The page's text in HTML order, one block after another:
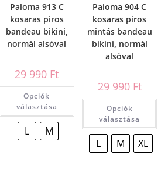
Paloma 913 C
kosaras piros
bandeau bikini,
normál alsóval
29 990 Ft
Opciók
választása
L M
Paloma 904 C
kosaras piros
mintás bandeau
bikini, normál
alsóval
29 990 Ft
Opciók
választása
L M XL